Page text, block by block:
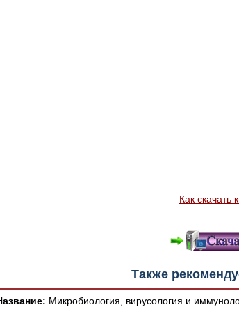
Как скачать
Также
Микробиология, вирусология и